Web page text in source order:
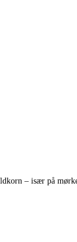
– især på